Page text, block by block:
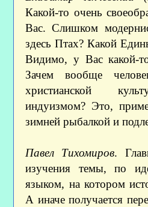
Какой-то очень
Вас. Слишком
здесь Птах? Какой
Видимо, у Вас какой-
Зачем вообще
христианской
индуизмом? Это,
зимней рыбалкой и
Павел Тихомиров.
изучения темы, по
языком, на котором
А иначе получается